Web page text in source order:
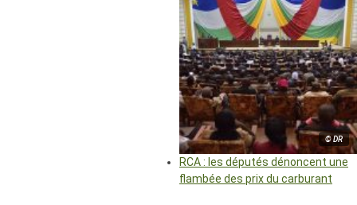
© DR
RCA : les députés dénoncent une
flambée des prix du carburant